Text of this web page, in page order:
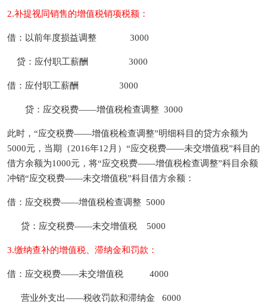
2.补提视同销售的增值税销项税额：
借：以前年度损益调整 3000
贷：应付职工薪酬 3000
借：应付职工薪酬 3000
贷：应交税费——增值税检查调整 3000
此时，“应交税费——增值税检查调整”明细科目的贷方余额为
5000元，当期（2016年12月）“应交税费——未交增值税”科目的
借方余额为1000元，将“应交税费——增值税检查调整”科目余额
冲销“应交税费——未交增值税”科目借方余额：
借：应交税费——增值税检查调整 5000
贷：应交税费——未交增值税 5000
3.缴纳查补的增值税、滞纳金和罚款：
借：应交税费——未交增值税 4000
营业外支出——税收罚款和滞纳金 6000